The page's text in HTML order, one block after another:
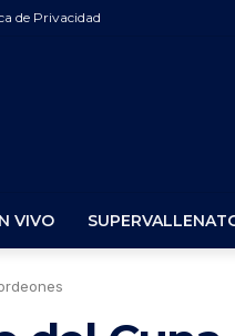
de Privacidad
VIVO